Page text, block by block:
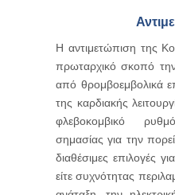
Η αντιμετώπιση της
πρωταρχικό σκοπό
από θρομβοεμβολικά
της καρδιακής
φλεβοκομβικό
σημασίας για την
διαθέσιμες επιλογές
είτε συχνότητας